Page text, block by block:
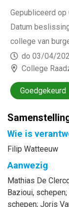
Gepubliceerd
Datum
college van
do 03/04/
College
Goedgekeurd
Wie is
Filip Watteeuw
Aanwezig
Mathias De
Bazioui, schepen;
schepen; Joris